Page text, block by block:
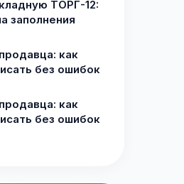
ТОРГ-12:
заполнения
как
без ошибок
как
без ошибок